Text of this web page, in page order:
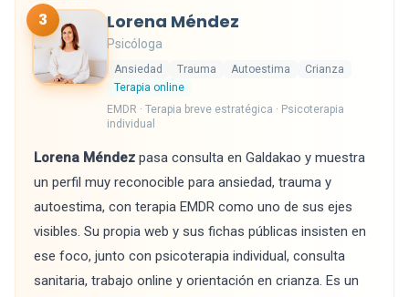
3 Lorena Méndez
Psicóloga
Ansiedad Trauma Autoestima
Crianza
Terapia online
EMDR · Terapia breve estratégica · Psicoterapia
individual
Lorena Méndez pasa consulta en Galdakao y muestra
un perfil muy reconocible para ansiedad, trauma y
autoestima, con terapia EMDR como uno de sus ejes
visibles. Su propia web y sus fichas públicas insisten en
ese foco, junto con psicoterapia individual, consulta
sanitaria, trabajo online y orientación en crianza. Es un